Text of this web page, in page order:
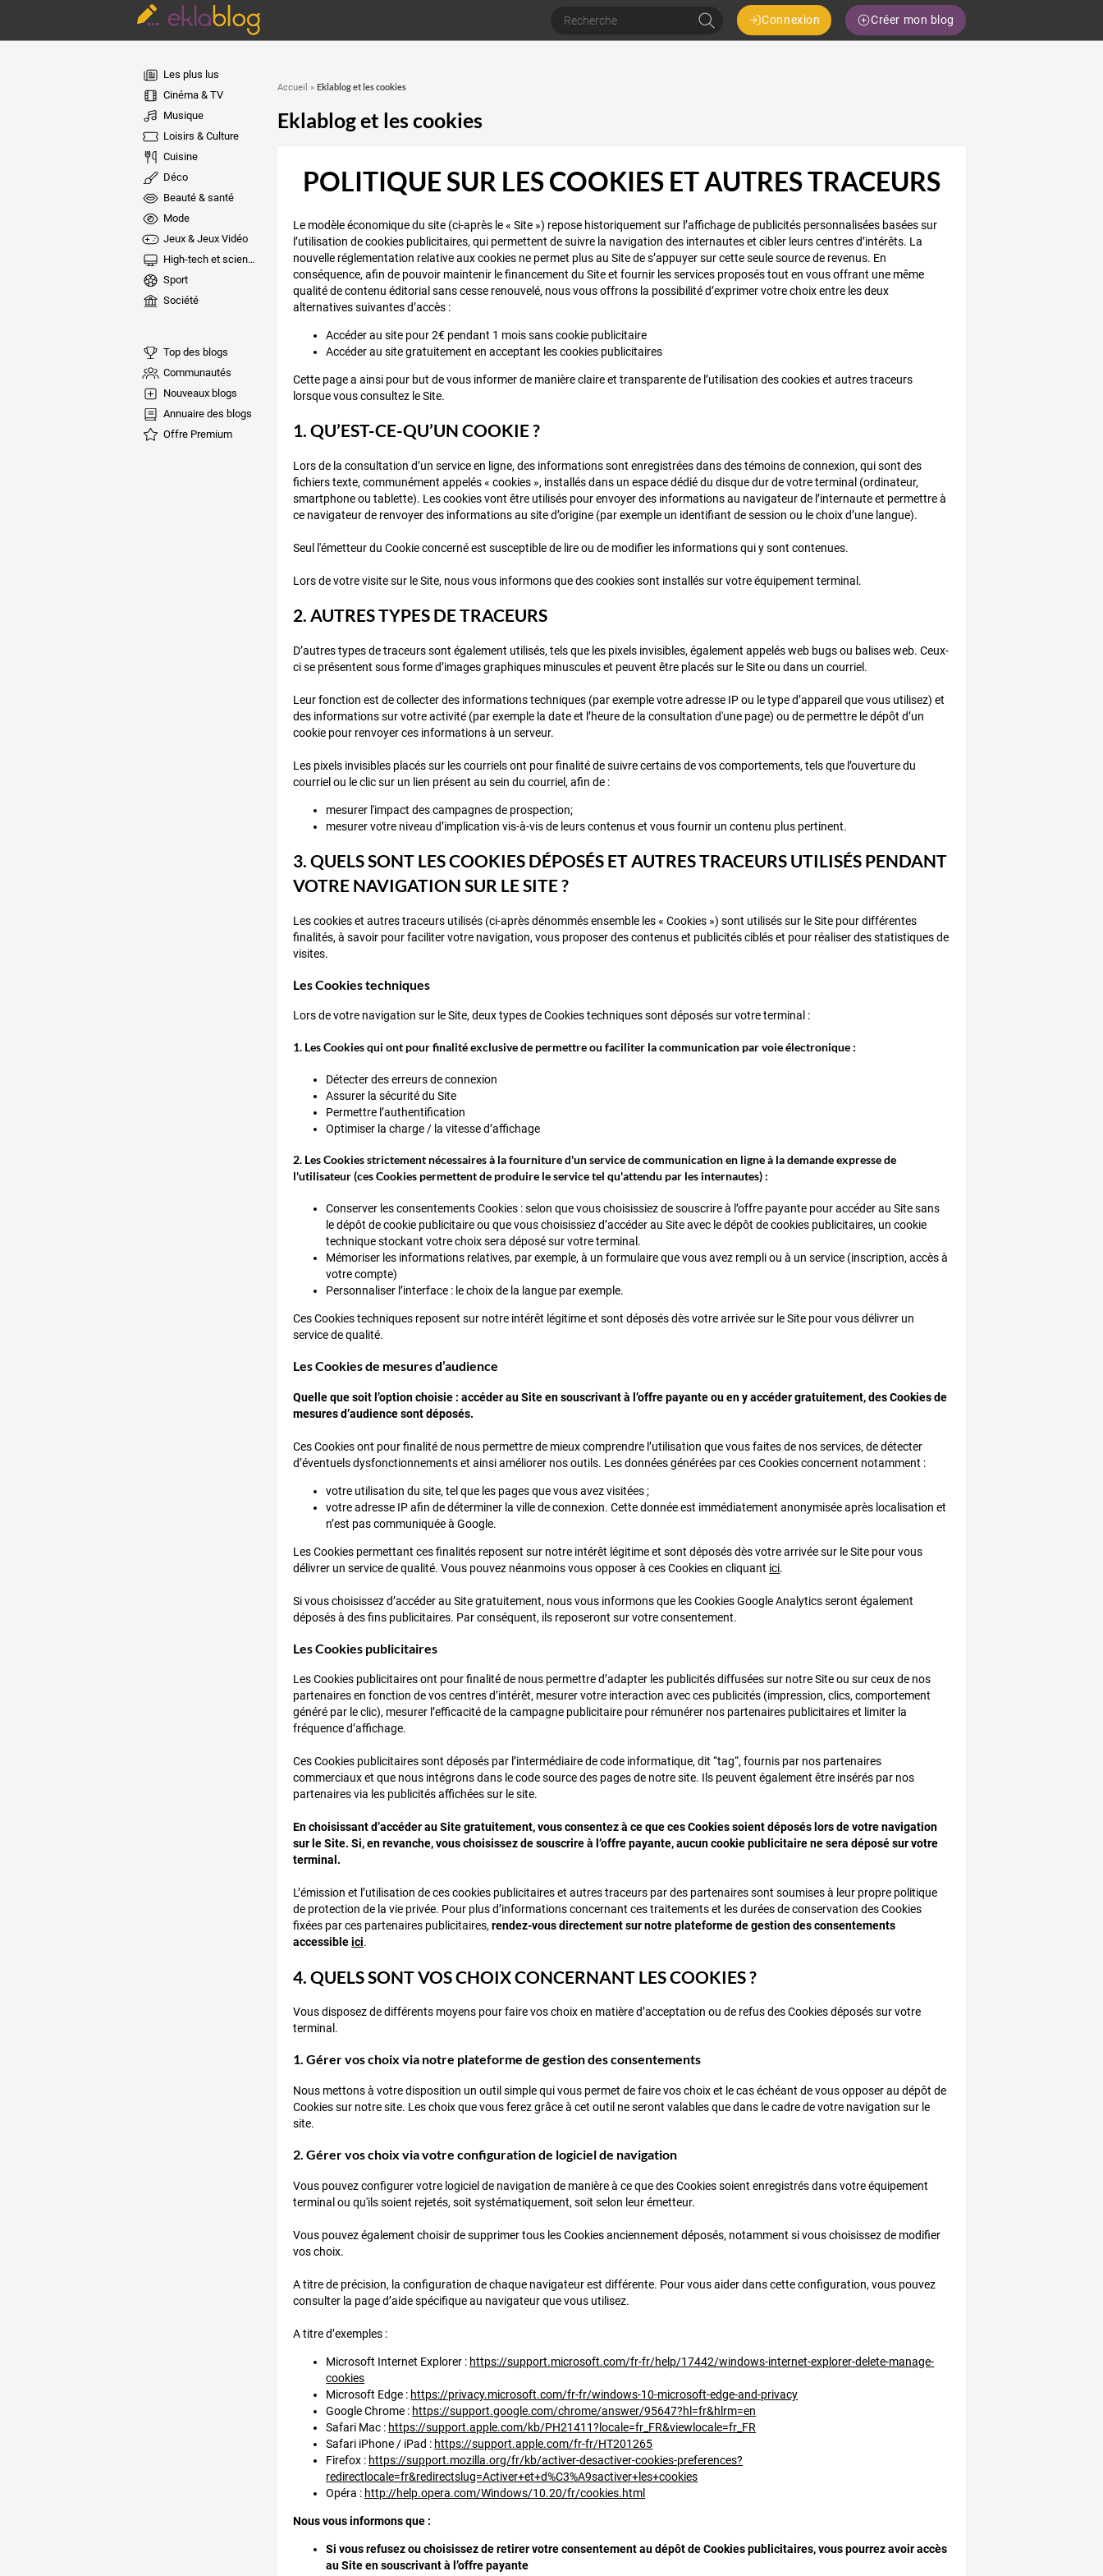
Connexion Créer mon blog
Les plus lus
Cinéma & TV
Musique
Loisirs & Culture
Cuisine
Déco
Beauté & santé
Mode
Jeux & Jeux Vidéo
High-tech et sciences
Sport
Société
Top des blogs
Communautés
Nouveaux blogs
Annuaire des blogs
Offre Premium
Accueil » Eklablog et les cookies
Eklablog et les cookies
POLITIQUE SUR LES COOKIES ET AUTRES TRACEURS
Le modèle économique du site (ci-après le « Site ») repose historiquement sur l’affichage de publicités personnalisées basées sur
l’utilisation de cookies publicitaires, qui permettent de suivre la navigation des internautes et cibler leurs centres d’intérêts. La
nouvelle réglementation relative aux cookies ne permet plus au Site de s’appuyer sur cette seule source de revenus. En
conséquence, afin de pouvoir maintenir le financement du Site et fournir les services proposés tout en vous offrant une même
qualité de contenu éditorial sans cesse renouvelé, nous vous offrons la possibilité d’exprimer votre choix entre les deux
alternatives suivantes d’accès :
Accéder au site pour 2€ pendant 1 mois sans cookie publicitaire
Accéder au site gratuitement en acceptant les cookies publicitaires
Cette page a ainsi pour but de vous informer de manière claire et transparente de l’utilisation des cookies et autres traceurs
lorsque vous consultez le Site.
1. QU’EST-CE-QU’UN COOKIE ?
Lors de la consultation d’un service en ligne, des informations sont enregistrées dans des témoins de connexion, qui sont des
fichiers texte, communément appelés « cookies », installés dans un espace dédié du disque dur de votre terminal (ordinateur,
smartphone ou tablette). Les cookies vont être utilisés pour envoyer des informations au navigateur de l’internaute et permettre à
ce navigateur de renvoyer des informations au site d’origine (par exemple un identifiant de session ou le choix d’une langue).
Seul l'émetteur du Cookie concerné est susceptible de lire ou de modifier les informations qui y sont contenues.
Lors de votre visite sur le Site, nous vous informons que des cookies sont installés sur votre équipement terminal.
2. AUTRES TYPES DE TRACEURS
D’autres types de traceurs sont également utilisés, tels que les pixels invisibles, également appelés web bugs ou balises web. Ceux-
ci se présentent sous forme d’images graphiques minuscules et peuvent être placés sur le Site ou dans un courriel.
Leur fonction est de collecter des informations techniques (par exemple votre adresse IP ou le type d’appareil que vous utilisez) et
des informations sur votre activité (par exemple la date et l’heure de la consultation d'une page) ou de permettre le dépôt d’un
cookie pour renvoyer ces informations à un serveur.
Les pixels invisibles placés sur les courriels ont pour finalité de suivre certains de vos comportements, tels que l’ouverture du
courriel ou le clic sur un lien présent au sein du courriel, afin de :
mesurer l'impact des campagnes de prospection;
mesurer votre niveau d’implication vis-à-vis de leurs contenus et vous fournir un contenu plus pertinent.
3. QUELS SONT LES COOKIES DÉPOSÉS ET AUTRES TRACEURS UTILISÉS PENDANT
VOTRE NAVIGATION SUR LE SITE ?
Les cookies et autres traceurs utilisés (ci-après dénommés ensemble les « Cookies ») sont utilisés sur le Site pour différentes
finalités, à savoir pour faciliter votre navigation, vous proposer des contenus et publicités ciblés et pour réaliser des statistiques de
visites.
Les Cookies techniques
Lors de votre navigation sur le Site, deux types de Cookies techniques sont déposés sur votre terminal :
1. Les Cookies qui ont pour finalité exclusive de permettre ou faciliter la communication par voie électronique :
Détecter des erreurs de connexion
Assurer la sécurité du Site
Permettre l’authentification
Optimiser la charge / la vitesse d’affichage
2. Les Cookies strictement nécessaires à la fourniture d'un service de communication en ligne à la demande expresse de
l'utilisateur (ces Cookies permettent de produire le service tel qu'attendu par les internautes) :
Conserver les consentements Cookies : selon que vous choisissiez de souscrire à l’offre payante pour accéder au Site sans
le dépôt de cookie publicitaire ou que vous choisissiez d’accéder au Site avec le dépôt de cookies publicitaires, un cookie
technique stockant votre choix sera déposé sur votre terminal.
Mémoriser les informations relatives, par exemple, à un formulaire que vous avez rempli ou à un service (inscription, accès à
votre compte)
Personnaliser l’interface : le choix de la langue par exemple.
Ces Cookies techniques reposent sur notre intérêt légitime et sont déposés dès votre arrivée sur le Site pour vous délivrer un
service de qualité.
Les Cookies de mesures d’audience
Quelle que soit l’option choisie : accéder au Site en souscrivant à l’offre payante ou en y accéder gratuitement, des Cookies de
mesures d’audience sont déposés.
Ces Cookies ont pour finalité de nous permettre de mieux comprendre l’utilisation que vous faites de nos services, de détecter
d’éventuels dysfonctionnements et ainsi améliorer nos outils. Les données générées par ces Cookies concernent notamment :
votre utilisation du site, tel que les pages que vous avez visitées ;
votre adresse IP afin de déterminer la ville de connexion. Cette donnée est immédiatement anonymisée après localisation et
n’est pas communiquée à Google.
Les Cookies permettant ces finalités reposent sur notre intérêt légitime et sont déposés dès votre arrivée sur le Site pour vous
délivrer un service de qualité. Vous pouvez néanmoins vous opposer à ces Cookies en cliquant ici.
Si vous choisissez d’accéder au Site gratuitement, nous vous informons que les Cookies Google Analytics seront également
déposés à des fins publicitaires. Par conséquent, ils reposeront sur votre consentement.
Les Cookies publicitaires
Les Cookies publicitaires ont pour finalité de nous permettre d’adapter les publicités diffusées sur notre Site ou sur ceux de nos
partenaires en fonction de vos centres d’intérêt, mesurer votre interaction avec ces publicités (impression, clics, comportement
généré par le clic), mesurer l’efficacité de la campagne publicitaire pour rémunérer nos partenaires publicitaires et limiter la
fréquence d’affichage.
Ces Cookies publicitaires sont déposés par l’intermédiaire de code informatique, dit “tag“, fournis par nos partenaires
commerciaux et que nous intégrons dans le code source des pages de notre site. Ils peuvent également être insérés par nos
partenaires via les publicités affichées sur le site.
En choisissant d’accéder au Site gratuitement, vous consentez à ce que ces Cookies soient déposés lors de votre navigation
sur le Site. Si, en revanche, vous choisissez de souscrire à l’offre payante, aucun cookie publicitaire ne sera déposé sur votre
terminal.
L’émission et l’utilisation de ces cookies publicitaires et autres traceurs par des partenaires sont soumises à leur propre politique
de protection de la vie privée. Pour plus d’informations concernant ces traitements et les durées de conservation des Cookies
fixées par ces partenaires publicitaires,rendez-vous directement sur notre plateforme de gestion des consentements
accessibleici.
4. QUELS SONT VOS CHOIX CONCERNANT LES COOKIES ?
Vous disposez de différents moyens pour faire vos choix en matière d’acceptation ou de refus des Cookies déposés sur votre
terminal.
1. Gérer vos choix via notre plateforme de gestion des consentements
Nous mettons à votre disposition un outil simple qui vous permet de faire vos choix et le cas échéant de vous opposer au dépôt de
Cookies sur notre site. Les choix que vous ferez grâce à cet outil ne seront valables que dans le cadre de votre navigation sur le
site.
2. Gérer vos choix via votre configuration de logiciel de navigation
Vous pouvez configurer votre logiciel de navigation de manière à ce que des Cookies soient enregistrés dans votre équipement
terminal ou qu'ils soient rejetés, soit systématiquement, soit selon leur émetteur.
Vous pouvez également choisir de supprimer tous les Cookies anciennement déposés, notamment si vous choisissez de modifier
vos choix.
A titre de précision, la configuration de chaque navigateur est différente. Pour vous aider dans cette configuration, vous pouvez
consulter la page d’aide spécifique au navigateur que vous utilisez.
A titre d’exemples :
Microsoft Internet Explorer : https://support.microsoft.com/fr-fr/help/17442/windows-internet-explorer-delete-manage-
cookies
Microsoft Edge : https://privacy.microsoft.com/fr-fr/windows-10-microsoft-edge-and-privacy
Google Chrome : https://support.google.com/chrome/answer/95647?hl=fr&hlrm=en
Safari Mac : https://support.apple.com/kb/PH21411?locale=fr_FR&viewlocale=fr_FR
Safari iPhone / iPad : https://support.apple.com/fr-fr/HT201265
Firefox : https://support.mozilla.org/fr/kb/activer-desactiver-cookies-preferences?
redirectlocale=fr&redirectslug=Activer+et+d%C3%A9sactiver+les+cookies
Opéra : http://help.opera.com/Windows/10.20/fr/cookies.html
Nous vous informons que :
Si vous refusez ou choisissez de retirer votre consentement au dépôt de Cookies publicitaires, vous pourrez avoir accès
au Site en souscrivant à l’offre payante